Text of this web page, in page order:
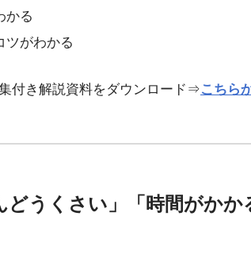
かる
ツがわかる
付き解説資料をダウンロード⇒こちら
どうくさい」「時間がか